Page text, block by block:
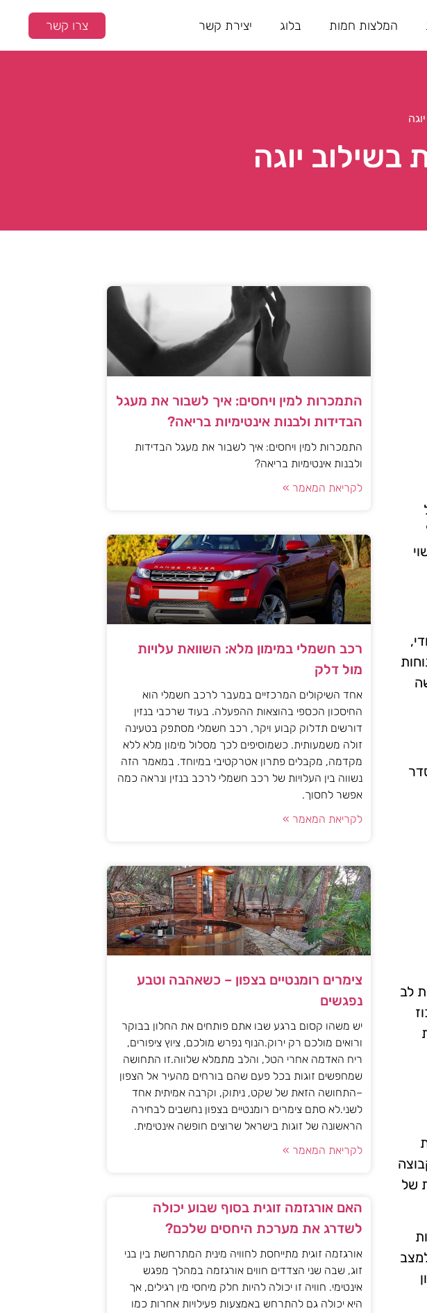
המלצות חמות בלוג יצירת קשר צרו קשר
בשילוב יוגה
לב
של
התמכרות למין ויחסים: איך לשבור את מעגל
הבדידות ולבנות אינטימיות בריאה?
התמכרות למין ויחסים: איך לשבור את מעגל הבדידות
ולבנות אינטימיות בריאה?
לקריאת המאמר »
רכב חשמלי במימון מלא: השוואת עלויות
מול דלק
אחד השיקולים המרכזיים במעבר לרכב חשמלי הוא
החיסכון הכספי בהוצאות ההפעלה. בעוד שרכבי בנזין
דורשים תדלוק קבוע ויקר, רכב חשמלי מסתפק בטעינה
זולה משמעותית. כשמוסיפים לכך מסלול מימון מלא ללא
מקדמה, מקבלים פתרון אטרקטיבי במיוחד. במאמר הזה
נשווה בין העלויות של רכב חשמלי לרכב בנזין ונראה כמה
אפשר לחסוך.
לקריאת המאמר »
צימרים רומנטיים בצפון – כשאהבה וטבע
נפגשים
יש משהו קסום ברגע שבו אתם פותחים את החלון בבוקר
ורואים מולכם רק ירוק.הנוף נפרש מולכם, ציוץ ציפורים,
ריח האדמה אחרי הטל, והלב מתמלא שלווה.זו התחושה
שמחפשים זוגות בכל פעם שהם בורחים מהעיר אל הצפון
–התחושה הזאת של שקט, ניתוק, וקרבה אמיתית אחד
לשני.לא סתם צימרים רומנטיים בצפון נחשבים לבחירה
הראשונה של זוגות בישראל שרוצים חופשה אינטימית.
לקריאת המאמר »
האם אורגזמה זוגית בסוף שבוע יכולה
לשדרג את מערכת היחסים שלכם?
אורגזמה זוגית מתייחסת לחוויה מינית המתרחשת בין בני
זוג, שבה שני הצדדים חווים אורגזמה במהלך מפגש
אינטימי. חוויה זו יכולה להיות חלק מיחסי מין רגילים, אך
היא יכולה גם להתרחש באמצעות פעילויות אחרות כמו